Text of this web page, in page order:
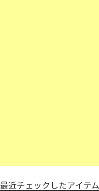
最近チェックしたアイテム